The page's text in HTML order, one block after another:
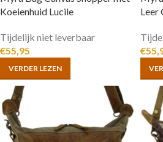
Koeienhuid Lucile
Tijdelijk niet leverbaar
€55,95
VERDER LEZEN
Leer
€